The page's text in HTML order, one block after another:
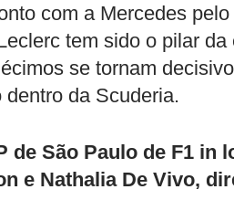
com a Mercedes
tem sido o pilar
se tornam
da Scuderia.
de São Paulo de F1 in
e Nathalia De Vivo,